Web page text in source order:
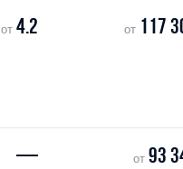
от4.2 от 117
— от 93